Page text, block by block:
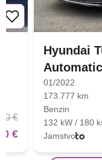
€
€
Hyundai
01/2022
173.777 km
Benzin
132 kW / 180
Jamstvo